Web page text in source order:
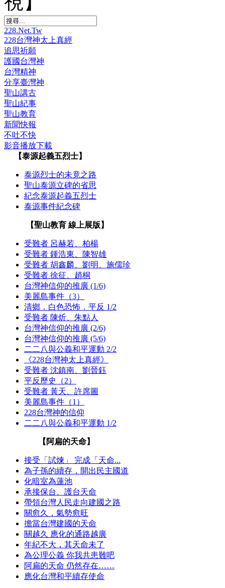
228.Net.Tw
228台灣神太上真經
追思祈願
護國台灣神
台灣精神
分享臺灣神
聖山講古
聖山紀事
聖山教育
新聞快報
不吐不快
影音播放下載
【泰源起義五烈士】
泰源烈士的未竟之路
聖山泰源立碑的省思
紀念泰源起義五烈士
泰源事件紀念碑
【聖山教育 線上展版】
受難者 呂赫若、柏楊
受難者 鍾浩東、陳智雄
受難者 胡鑫麟、劉明、施儒珍
受難者 徐征、趙桐
台灣神信仰的推廣 (1/6)
美麗島事件（3）
清鄉．白色恐怖．平反 1/2
受難者 陳炘、朱點人
台灣神信仰的推廣 (2/6)
台灣神信仰的推廣 (5/6)
二二八與公義和平運動 2/2
《228台灣神太上真經》
受難者 沈鎮南、劉晉鈺
平反歷史（2）
受難者 黃天、許席圖
美麗島事件（1）
228台灣神的信仰
二二八與公義和平運動 1/2
【阿扁的天命】
接受「試煉」 完成「天命...
為子孫的續存，開出民主國道
化暗室為蓮池
承接保台、護台天命
帶領台灣人民走向建國之路
關愈久，氣勢愈旺
擔當台灣建國的天命
關越久 應化的通路越廣
年紀不大，其天命未了
為公理公義 你我共患難吧
阿扁的天命 仍然存在……
應化台灣和平續存使命